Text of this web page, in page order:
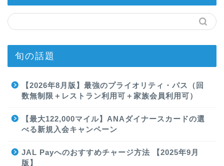
旬の話題
【2026年8月版】最強のプライオリティ・パス（回
数無制限＋レストラン利用可＋家族会員利用可）
【最大122,000マイル】ANAダイナースカードの選
べる新規入会キャンペーン
JAL Payへのおすすめチャージ方法 【2025年9月
版】